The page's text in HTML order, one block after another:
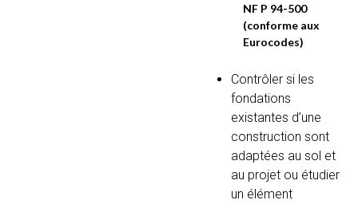
NF P 94-500
(conforme aux
Eurocodes)
Contrôler si les
fondations
existantes d’une
construction sont
adaptées au sol et
au projet ou étudier
un élément